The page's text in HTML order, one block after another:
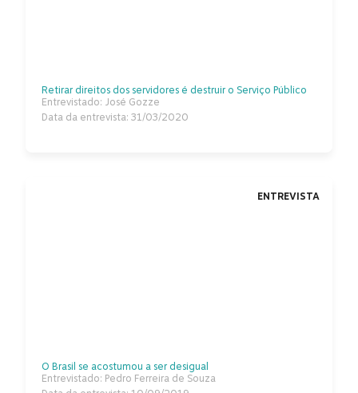
Retirar direitos dos servidores é destruir o Serviço Público
Entrevistado: José Gozze
Data da entrevista: 31/03/2020
O Brasil se acostumou a ser desigual
Entrevistado: Pedro Ferreira de Souza
ENTREVISTA